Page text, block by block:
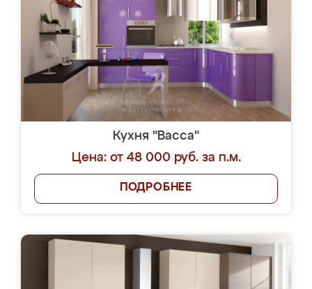
Кухня "Васса"
Цена: от 48 000 руб. за п.м.
ПОДРОБНЕЕ